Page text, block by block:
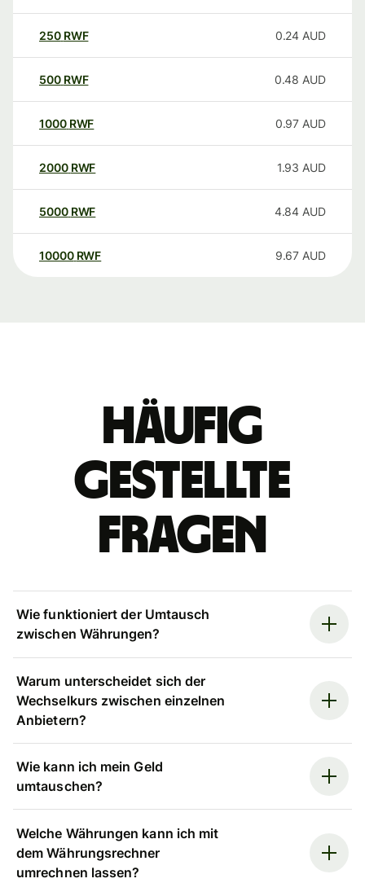
250 RWF 0.24 AUD
500 RWF 0.48 AUD
1000 RWF 0.97 AUD
2000 RWF 1.93 AUD
5000 RWF 4.84 AUD
10000 RWF 9.67 AUD
Häufig
gestellte
Fragen
Wie funktioniert der Umtausch
zwischen Währungen?
Warum unterscheidet sich der
Wechselkurs zwischen einzelnen
Anbietern?
Wie kann ich mein Geld
umtauschen?
Welche Währungen kann ich mit
dem Währungsrechner
umrechnen lassen?